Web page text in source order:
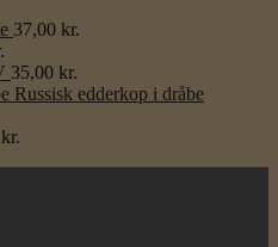
37,00 kr.
35,00 kr.
Russisk edderkop i dråbe
kr.